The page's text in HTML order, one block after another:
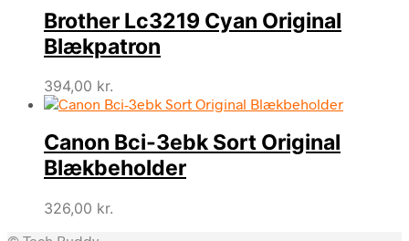
Brother Lc3219 Cyan Original
Blækpatron
394,00 kr.
Canon Bci-3ebk Sort Original
Blækbeholder
326,00 kr.